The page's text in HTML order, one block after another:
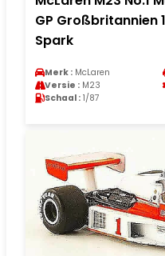
GP Großbritannien
Spark
Merk : McLaren
Versie : M23
Schaal : 1/87